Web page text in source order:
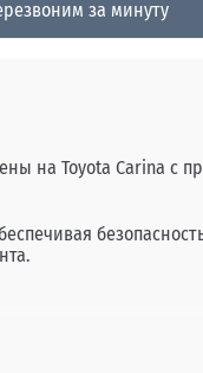
за минуту
на Toyota Carina с